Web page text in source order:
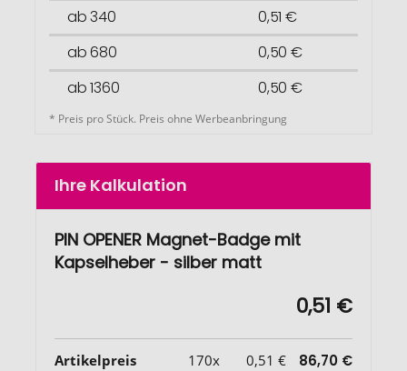
ab 340
0,51 €
ab 680
0,50 €
ab 1360
0,50 €
* Preis pro Stück. Preis ohne Werbeanbringung
Ihre Kalkulation
PIN OPENER Magnet-Badge mit
Kapselheber - silber matt
0,51 €
Artikelpreis 170x 0,51 € 86,70 €